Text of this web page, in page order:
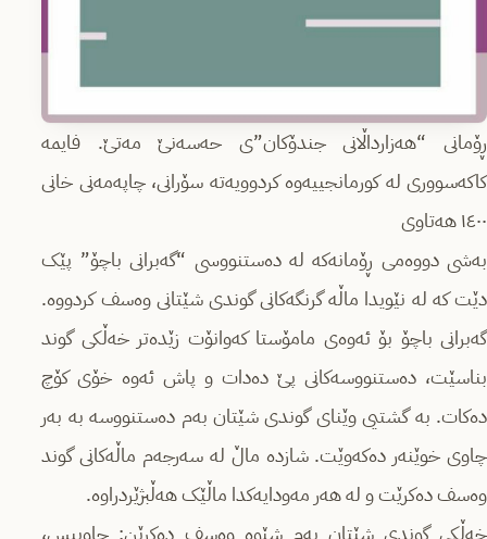
ڕۆمانی “هەزارداڵانی جندۆکان”ی حەسەنێ مەتێ. فایمە
کاکەسووری لە کورمانجییەوە کردوویەتە سۆرانی، چاپەمەنی خانی
١٤٠٠ هەتاوی
بەشی دووەمی ڕۆمانەکە لە دەستنووسی “گەبرانی باچۆ” پێک
دێت کە لە نێویدا ماڵە گرنگەکانی گوندی شێتانی وەسف کردووە.
گەبرانی باچۆ بۆ ئەوەی مامۆستا کەوانۆت زێدەتر خەڵکی گوند
بناسێت، دەستنووسەکانی پێ دەدات و پاش ئەوە خۆی کۆچ
دەکات. بە گشتیی وێنای گوندی شێتان بەم دەستنووسە بە بەر
چاوی خوێنەر دەکەوێت. شازدە ماڵ لە سەرجەم ماڵەکانی گوند
وەسف دەکرێت و لە هەر مەودایەکدا ماڵێک هەڵبژێردراوە.